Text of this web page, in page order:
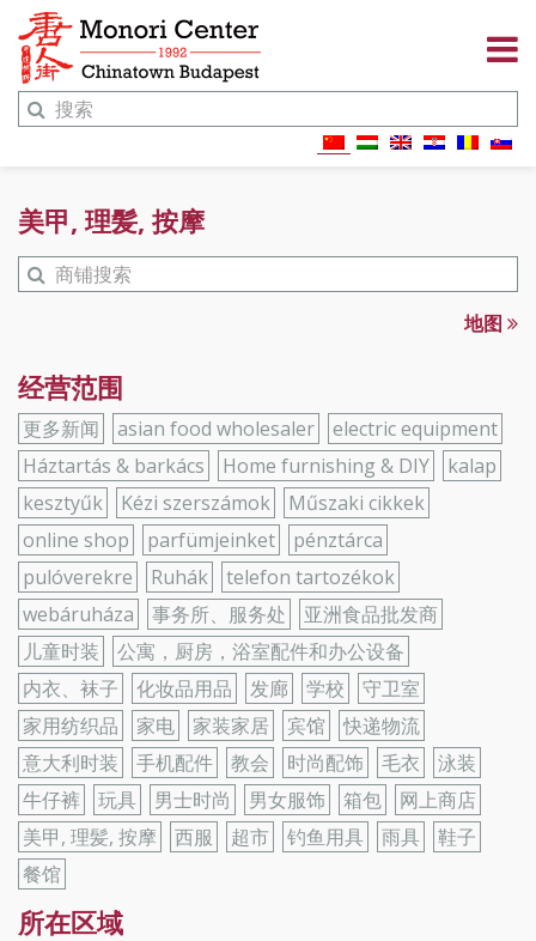
美甲, 理髪, 按摩
地图
经营范围
更多新闻 asian food wholesaler
electric equipment
Háztartás & barkács
Home furnishing & DIY
kalap
kesztyűk
Kézi szerszámok
Műszaki cikkek
online shop
parfümjeinket
pénztárca
pulóverekre
Ruhák
telefon tartozékok
webáruháza
事务所、服务处
亚洲食品批发商
儿童时装
公寓，厨房，浴室配件和办公设备
内衣、袜子
化妆品用品 发廊 学校
守卫室
家用纺织品
家电 家装家居 宾馆
快递物流
意大利时装
手机配件 教会 时尚配饰 毛衣
泳装
牛仔裤
玩具 男士时尚 男女服饰 箱包
网上商店
美甲, 理髪, 按摩
西服 超市 钓鱼用具 雨具
鞋子
餐馆
所在区域